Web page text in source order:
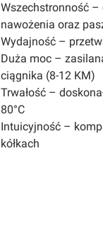
Wszechstronność –
nawożenia oraz
Wydajność –
Duża moc –
ciągnika (8-12 KM)
Trwałość –
80°C
Intuicyjność –
kółkach